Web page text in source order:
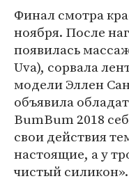
Финал смотра
ноября. После
появилась
Uva), сорвала
модели Эллен
объявила
BumBum 2018
свои действия
настоящие, а у
чистый силикон».